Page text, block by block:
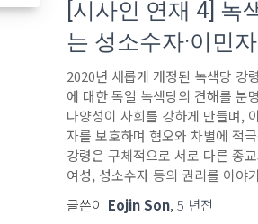
[시사인 연재 4] 녹
는 성소수자·이민
2020년 새롭게 개정된 녹색당 강
에 대한 독일 녹색당의 견해를 분
다양성이 사회를 강하게 만들며,
자를 보호하며 혐오와 차별에 적
강령은 구체적으로 서로 다른 종
여성, 성소수자 등의 권리를 이야
글쓴이 Eojin Son, 5 년전